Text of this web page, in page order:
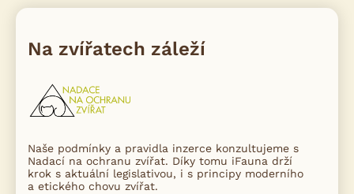
Na zvířatech záleží
Naše podmínky a pravidla inzerce konzultujeme s
Nadací na ochranu zvířat. Díky tomu iFauna drží
krok s aktuální legislativou, i s principy moderního
a etického chovu zvířat.
najdetezde.
PŘIHLÁSIT SE K NEWSLETTERU A VYZVEDNOUT DÁREK. 🎁